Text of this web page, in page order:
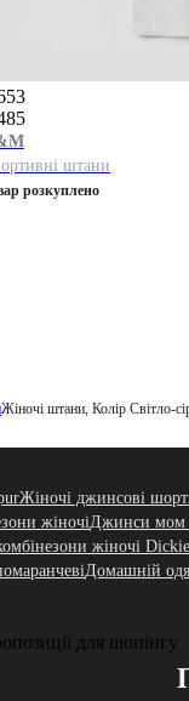
штани
розкуплено
Жіночі штани, Колір Світло-
Жіночі джинсові
жіночіДжинси мом
жіночі
Домашній
для шопінгу